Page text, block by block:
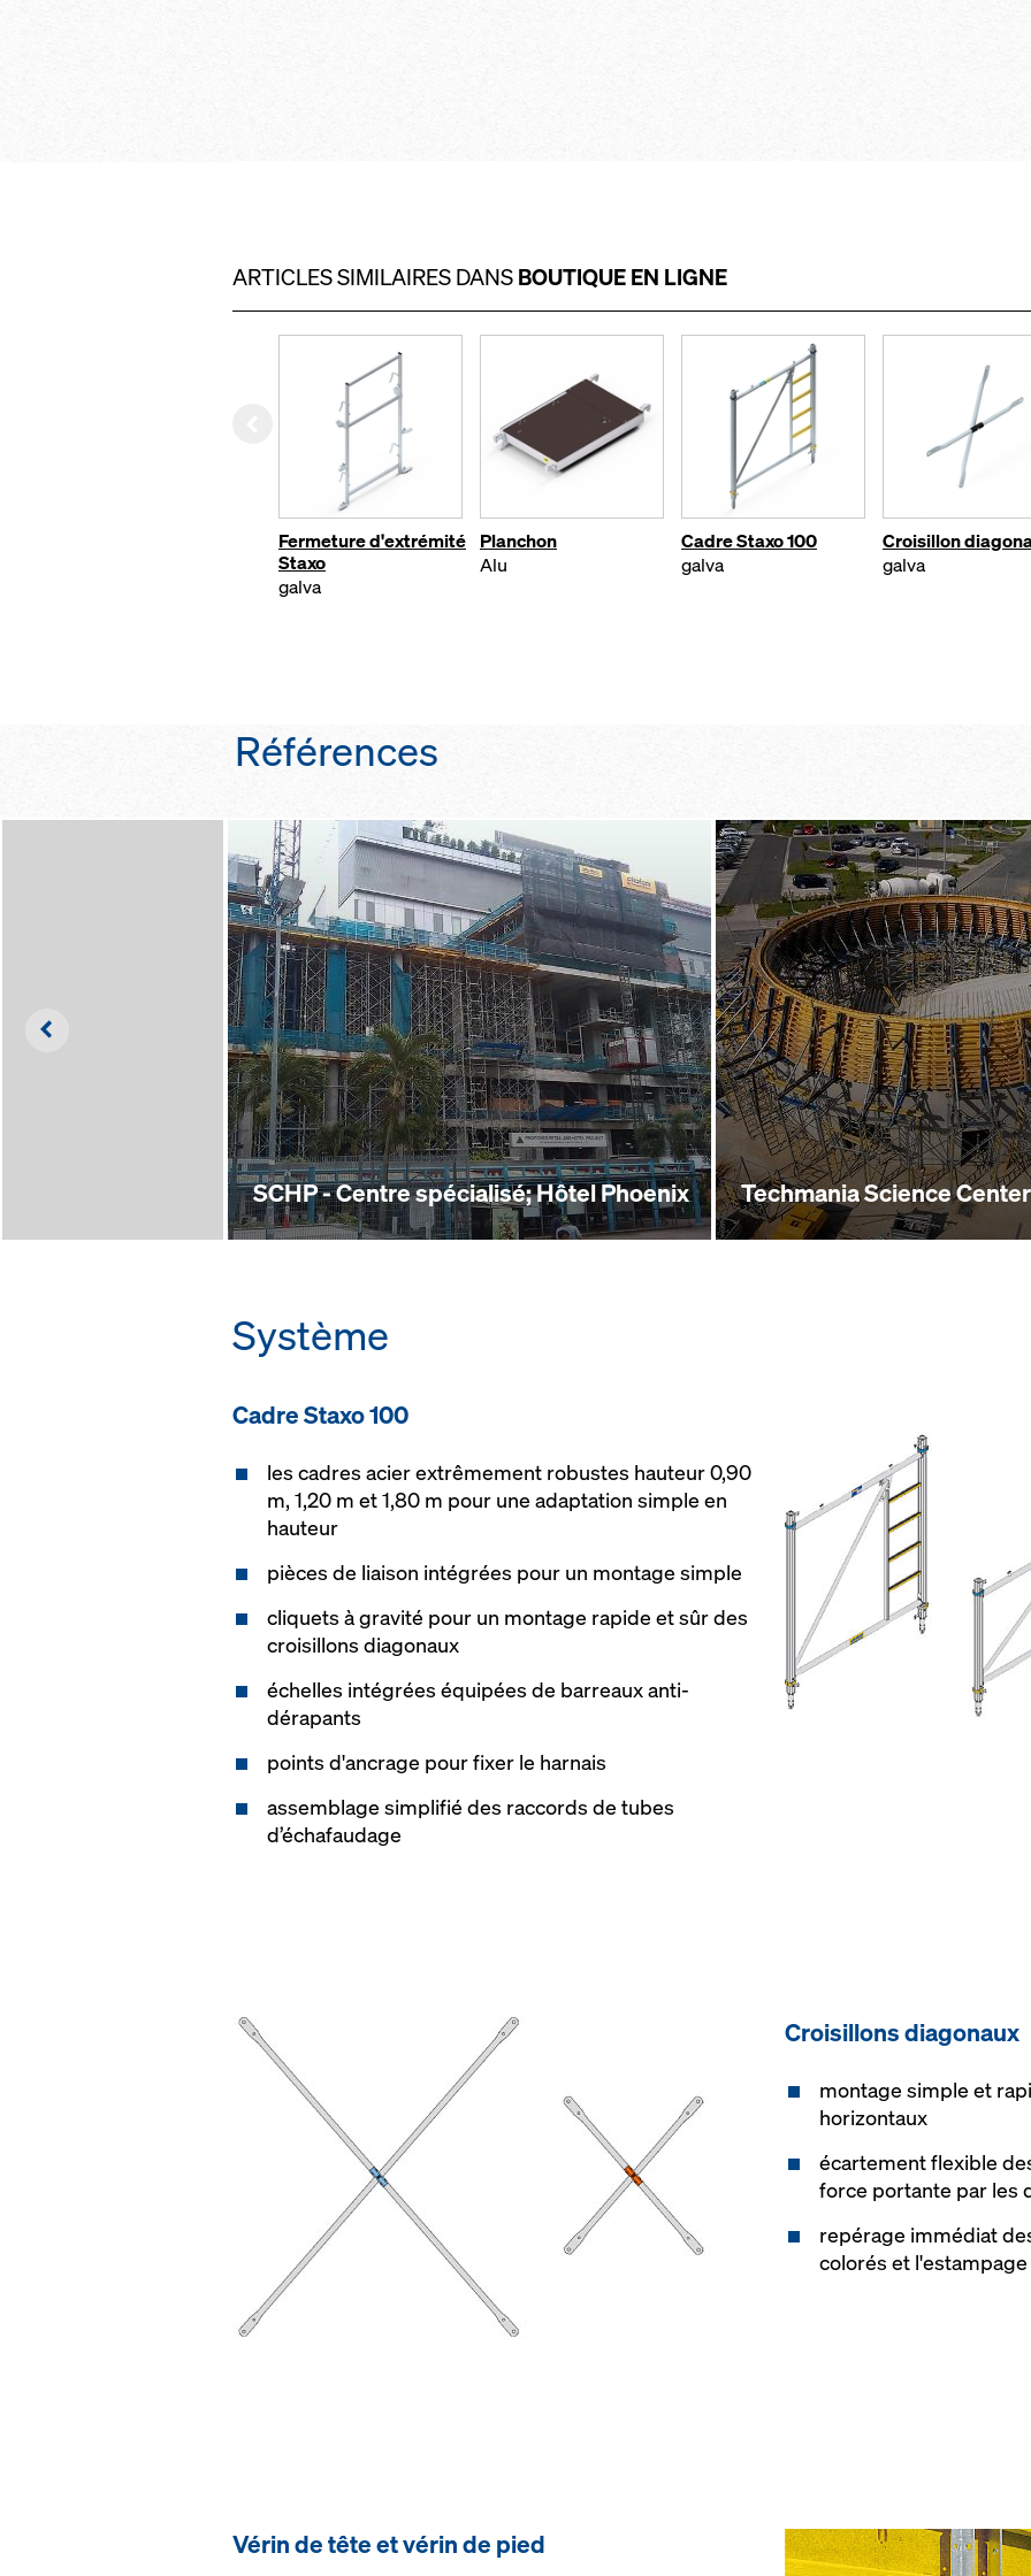
trappe
ARTICLES SIMILAIRES DANS BOUTIQUE EN LIGNE
Fermeture d'extrémité
Staxo
galva
Planchon
Alu
Cadre Staxo 100
galva
Croisillon
galva
Références
SCHP - Centre spécialisé; Hôtel Phoenix Techmania Science Center
Left
Système
Cadre Staxo 100
les cadres acier extrêmement robustes hauteur 0,90
m, 1,20 m et 1,80 m pour une adaptation simple en
hauteur
pièces de liaison intégrées pour un montage simple
cliquets à gravité pour un montage rapide et sûr des
croisillons diagonaux
échelles intégrées équipées de barreaux anti-
dérapants
points d'ancrage pour fixer le harnais
assemblage simplifié des raccords de tubes
d’échafaudage
Croisillons diagonaux
montage simple et
horizontaux
écartement flexible
force portante par les
repérage immédiat
colorés et l'estampage
Vérin de tête et vérin de pied